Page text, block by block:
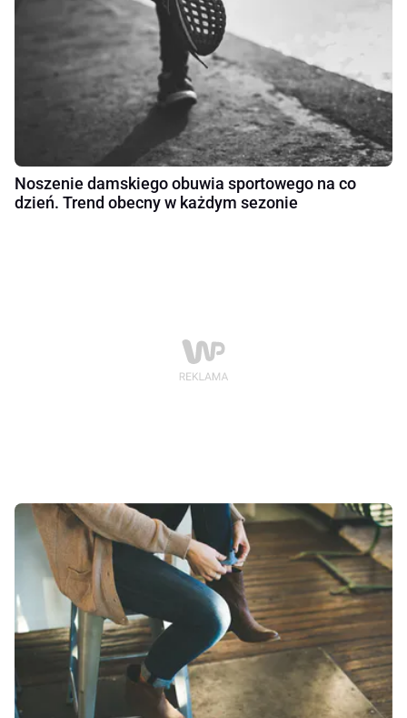
Noszenie damskiego obuwia sportowego na co
dzień. Trend obecny w każdym sezonie